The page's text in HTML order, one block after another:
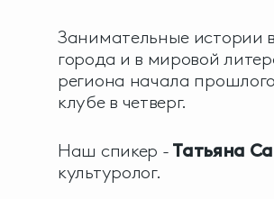
Занимательные истории
города и в мировой
региона начала
клубе в четверг.
Наш спикер - Татьяна
культуролог.